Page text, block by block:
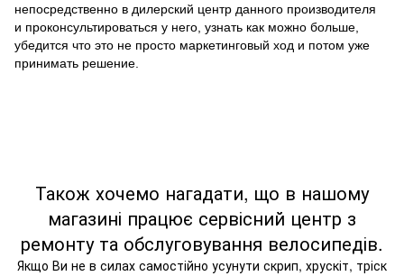
непосредственно в дилерский центр данного производителя
и проконсультироваться у него, узнать как можно больше,
убедится что это не просто маркетинговый ход и потом уже
принимать решение.
Також хочемо нагадати, що в нашому
магазині працює сервісний центр з
ремонту та обслуговування велосипедів.
Якщо Ви не в силах самостійно усунути скрип, хрускіт, тріск